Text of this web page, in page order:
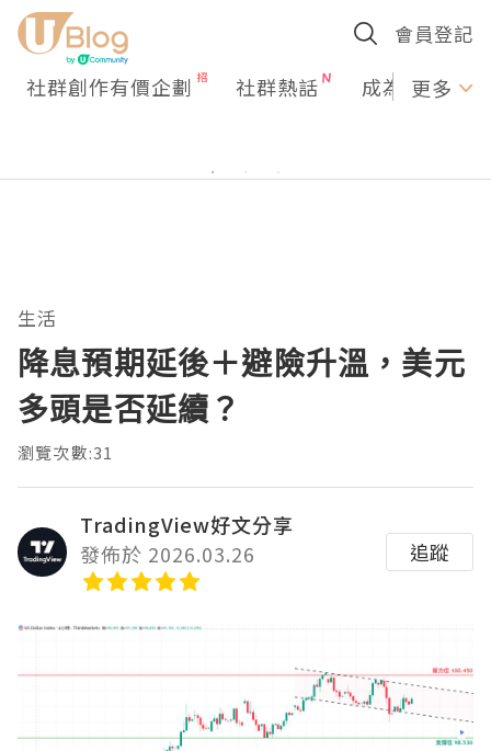
會員登記
社群創作有價企劃 社群熱話 成為U更多
生活
降息預期延後＋避險升溫，美元
多頭是否延續？
瀏覽次數:31
TradingView好文分享
發佈於 2026.03.26
追蹤